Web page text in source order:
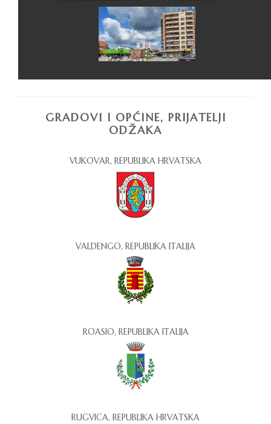
GRADOVI I OPĆINE, PRIJATELJI
ODŽAKA
VUKOVAR, REPUBLIKA HRVATSKA
VALDENGO, REPUBLIKA ITALIJA
ROASIO, REPUBLIKA ITALIJA
RUGVICA, REPUBLIKA HRVATSKA